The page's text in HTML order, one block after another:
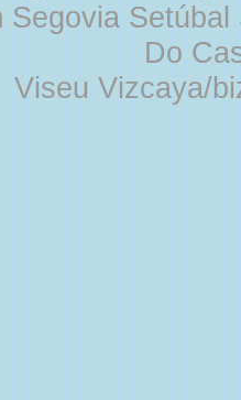
Segovia
Do
Viseu Vizcaya/